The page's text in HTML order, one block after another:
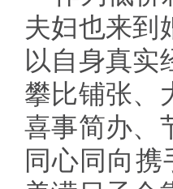
夫妇也来到
以自身真实
攀比铺张、
喜事简办、
同心同向